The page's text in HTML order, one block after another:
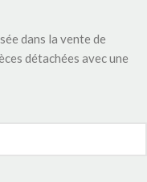
dans la vente de
détachées avec une